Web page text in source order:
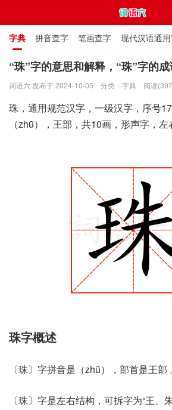
字典 拼音查字 笔画查字 现代汉语通
通用规范汉字表 叠字大全 独体字大全
“珠”字的意思和解释，“珠”字的
词语六 发布于 2024-10-05 分类： 字典 阅读
珠，通用规范汉字，一级汉字，序号
（zhū），王部，共10画，形声字，左
珠字概述
〔珠〕字拼音是（zhū），部首是王部
〔珠〕字是左右结构，可拆字为“王、